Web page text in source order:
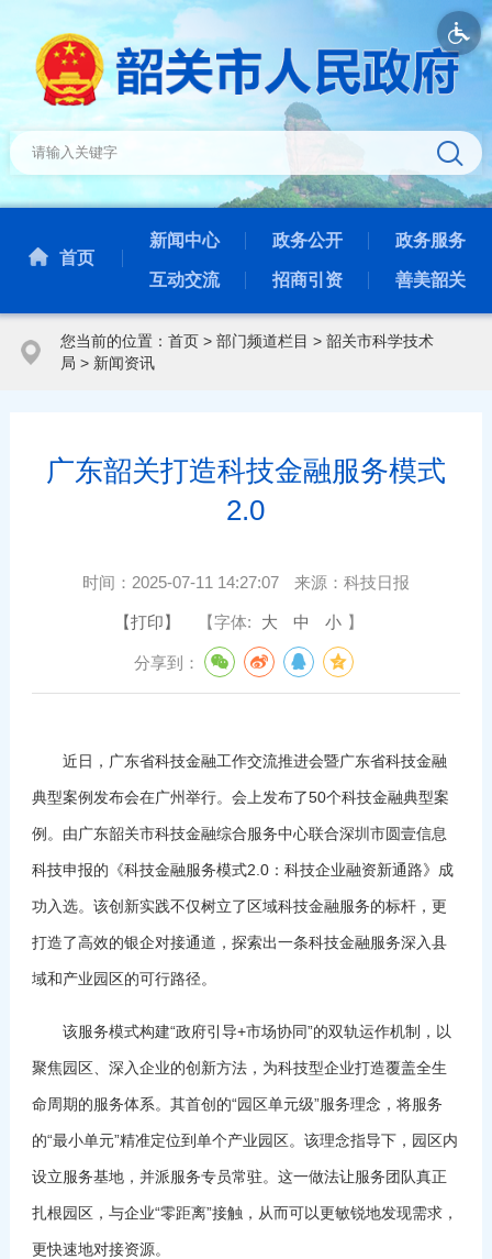
首页
新闻中心 政务公开 政务服务
互动交流 招商引资 善美韶关
您当前的位置： 首页> 部门频道栏目 > 韶关市科学技术
局 > 新闻资讯
广东韶关打造科技金融服务模式
2.0
时间： 2025-07-11 14:27:07 来源： 科技日报
【打印】 【字体: 大 中 小 】
分享到：
近日，广东省科技金融工作交流推进会暨广东省科技金融
典型案例发布会在广州举行。会上发布了50个科技金融典型案
例。由广东韶关市科技金融综合服务中心联合深圳市圆壹信息
科技申报的《科技金融服务模式2.0：科技企业融资新通路》成
功入选。该创新实践不仅树立了区域科技金融服务的标杆，更
打造了高效的银企对接通道，探索出一条科技金融服务深入县
域和产业园区的可行路径。
该服务模式构建“政府引导+市场协同”的双轨运作机制，以
聚焦园区、深入企业的创新方法，为科技型企业打造覆盖全生
命周期的服务体系。其首创的“园区单元级”服务理念，将服务
的“最小单元”精准定位到单个产业园区。该理念指导下，园区内
设立服务基地，并派服务专员常驻。这一做法让服务团队真正
扎根园区，与企业“零距离”接触，从而可以更敏锐地发现需求，
更快速地对接资源。